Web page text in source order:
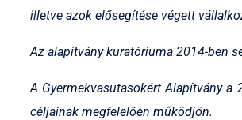
illetve azok elősegítése végett
Az alapítvány kuratóriuma 2014-ben
A Gyermekvasutasokért Alapítvány
céljainak megfelelően működjön.